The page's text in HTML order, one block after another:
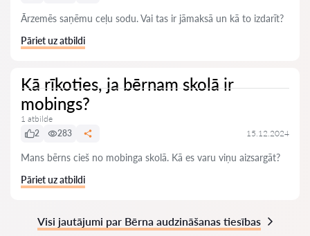
Ārzemēs saņēmu ceļu sodu. Vai tas ir jāmaksā un kā to izdarīt?
Pāriet uz atbildi
Kā rīkoties, ja bērnam skolā ir
mobings?
1 atbilde
2
283 15.12.2024
Mans bērns cieš no mobinga skolā. Kā es varu viņu aizsargāt?
Pāriet uz atbildi
Visi jautājumi par Bērna audzināšanas tiesības